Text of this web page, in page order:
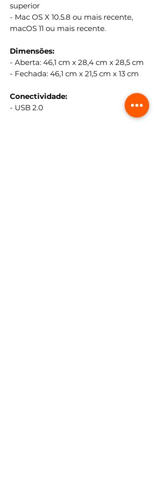
superior
- Mac OS X 10.5.8 ou mais recente,
macOS 11 ou mais recente.
Dimensões:
- Aberta: 46,1 cm x 28,4 cm x 28,5 cm
- Fechada: 46,1 cm x 21,5 cm x 13 cm
Conectividade:
- USB 2.0